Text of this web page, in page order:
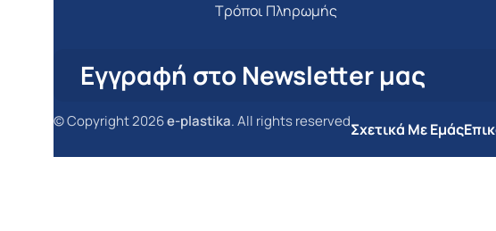
Τρόποι Πληρωμής
Εγγραφή στο Newsletter μας
© Copyright 2026e-plastika. All rights reservedΣχετικά Με Εμάς